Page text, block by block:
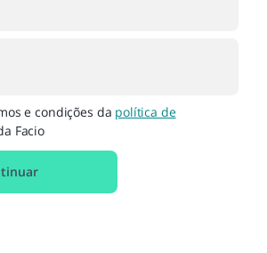
e condições da política de
Facio